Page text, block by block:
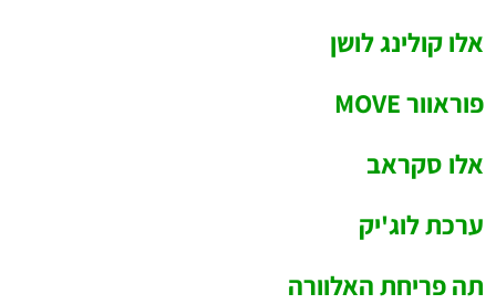
אלו קולינג לושן
פוראוור MOVE
אלו סקראב
ערכת לוג'יק
תה פריחת האלוורה